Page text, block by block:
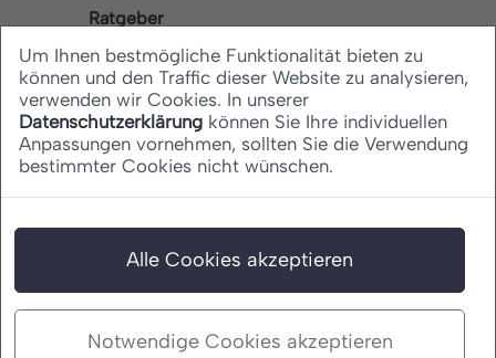
Ratgeber
Rechtliches
Datenschutz
Impressum
Um Ihnen bestmögliche Funktionalität bieten zu
können und den Traffic dieser Website zu analysieren,
verwenden wir Cookies. In unserer
Datenschutzerklärung können Sie Ihre individuellen
Anpassungen vornehmen, sollten Sie die Verwendung
bestimmter Cookies nicht wünschen.
Alle Cookies akzeptieren
Notwendige Cookies akzeptieren